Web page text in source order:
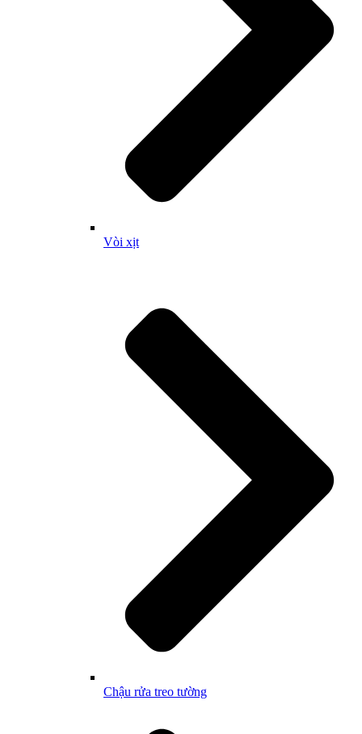
Vòi xịt
Chậu rửa treo tường